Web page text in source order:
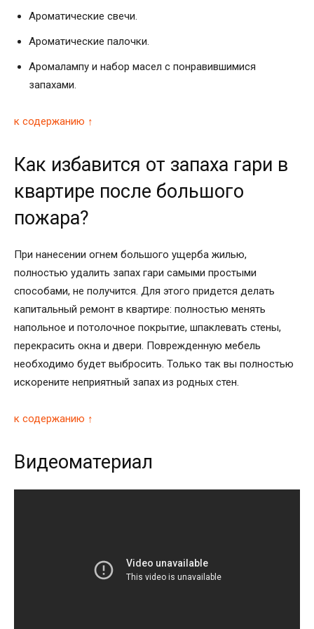
Ароматические свечи.
Ароматические палочки.
Аромалампу и набор масел с понравившимися
запахами.
к содержанию ↑
Как избавится от запаха гари в
квартире после большого
пожара?
При нанесении огнем большого ущерба жилью,
полностью удалить запах гари самыми простыми
способами, не получится. Для этого придется делать
капитальный ремонт в квартире: полностью менять
напольное и потолочное покрытие, шпаклевать стены,
перекрасить окна и двери. Поврежденную мебель
необходимо будет выбросить. Только так вы полностью
искорените неприятный запах из родных стен.
к содержанию ↑
Видеоматериал